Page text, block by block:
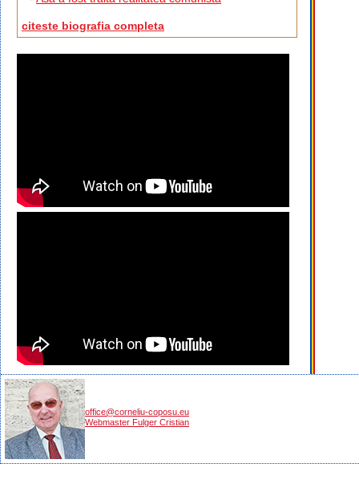
citeste biografia completa
office@corneliu-coposu.eu
Webmaster Fulger Cristian